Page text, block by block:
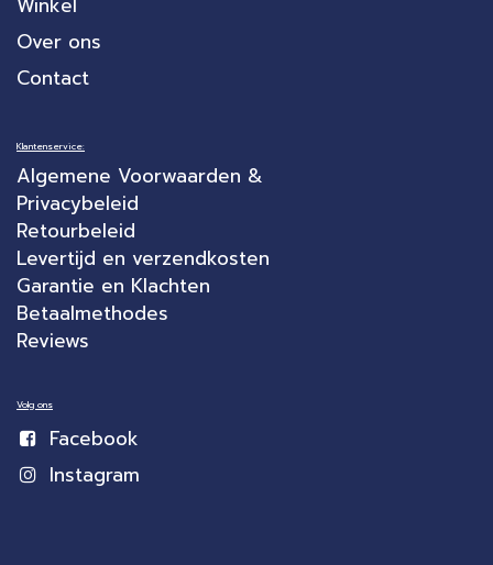
Over ons
Contact
Klantenservice:
Algemene Voorwaarden &
Privacybeleid
Retourbeleid
Levertijd en verzendkosten
Garantie en Klachten
Betaalmethodes
Reviews
Volg ons
Facebook
Instagram